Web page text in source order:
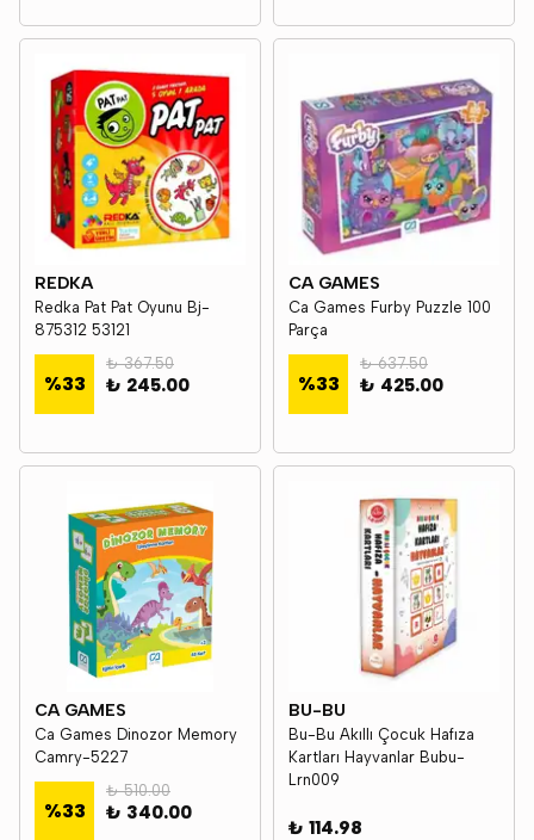
REDKA
Redka Pat Pat Oyunu Bj-
875312 53121
%33
₺ 367.50
₺ 245.00
CA GAMES
Ca Games Furby Puzzle 100
Parça
%33
₺ 637.50
₺ 425.00
CA GAMES
Ca Games Dinozor Memory
Camry-5227
%33
₺ 510.00
₺ 340.00
BU-BU
Bu-Bu Akıllı Çocuk Hafıza
Kartları Hayvanlar Bubu-
Lrn009
₺ 114.98